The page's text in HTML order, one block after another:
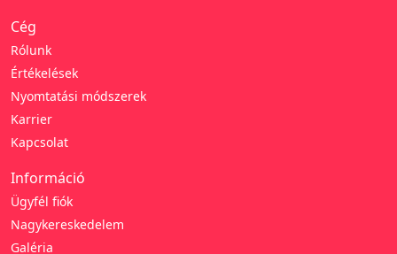
Cég
Rólunk
Értékelések
Nyomtatási módszerek
Karrier
Kapcsolat
Információ
Ügyfél fiók
Nagykereskedelem
Galéria